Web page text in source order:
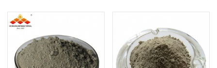
적합성을 가지고 있습니다. 나노
필름용 다이아몬드 나노 입자는
김서림 방지, 자동 세척, 기계적
특성 및 내마모성 등의 우수한 성
능을 달성할 수 있습니다.
다. Hongwu Nano는 10nm 이하
크기의 다이아몬드 나노분말을
생산할 수 있습니다.